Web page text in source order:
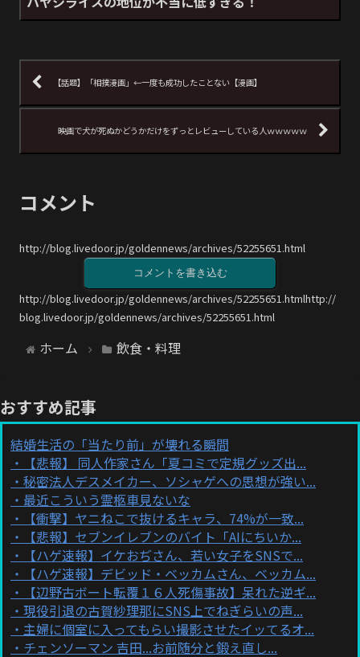
【話題】「相撲漫画」←一度も成功したことない【漫画】
映画で犬が死ぬかどうかだけをずっとレビューしている人ｗｗｗｗｗ
コメント
http://blog.livedoor.jp/goldennews/archives/52255651.html
コメントを書き込む
http://blog.livedoor.jp/goldennews/archives/52255651.htmlhttp://
blog.livedoor.jp/goldennews/archives/52255651.html
ホーム 飲食・料理
おすすめ記事
結婚生活の「当たり前」が壊れる瞬間
【悲報】 同人作家さん「夏コミで定規グッズ出...
秘密法人デスメイカー、ソシャゲへの思想が強い...
最近こういう霊柩車見ないな
【衝撃】ヤニねこで抜けるキャラ、74%が一致...
【悲報】セブンイレブンのバイト「AIにちいか...
【ハゲ速報】イケおぢさん、若い女子をSNSで...
【ハゲ速報】デビッド・ベッカムさん、ベッカム...
【辺野古ボート転覆１６人死傷事故】呆れた逆ギ...
現役引退の古賀紗理那にSNS上でねぎらいの声...
主婦に個室に入ってもらい撮影させたイッてるオ...
チェンソーマン 吉田...お前随分と鍛え直し...